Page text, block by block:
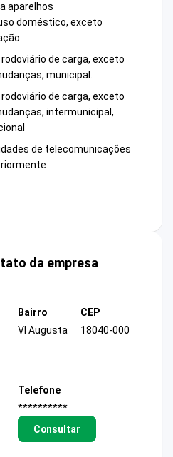
aparelhos
doméstico, exceto
de carga, exceto
municipal.
de carga, exceto
intermunicipal,
de telecomunicações
da empresa
Bairro
Vl Augusta
CEP
18040-000
Telefone
**********
Consultar